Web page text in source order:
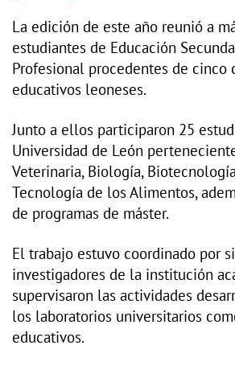
La edición de este año reunió a
estudiantes de Educación
Profesional procedentes de cinco
educativos leoneses.
Junto a ellos participaron 25
Universidad de León
Veterinaria, Biología,
Tecnología de los Alimentos,
de programas de máster.
El trabajo estuvo coordinado por
investigadores de la institución
supervisaron las actividades
los laboratorios universitarios
educativos.